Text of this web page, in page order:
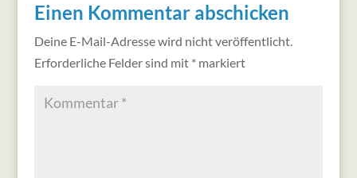
Einen Kommentar abschicken
Deine E-Mail-Adresse wird nicht veröffentlicht.
Erforderliche Felder sind mit *markiert